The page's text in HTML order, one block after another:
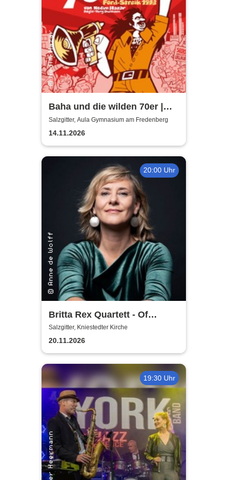
Baha und die wilden 70er |
Aula Gymnasium am
Fredenberg
Salzgitter, Aula Gymnasium am Fredenberg
14.11.2026
20:00 Uhr
Britta Rex Quartett - Of
Witches, Queens & Heroines
Salzgitter, Kniestedter Kirche
20.11.2026
19:30 Uhr